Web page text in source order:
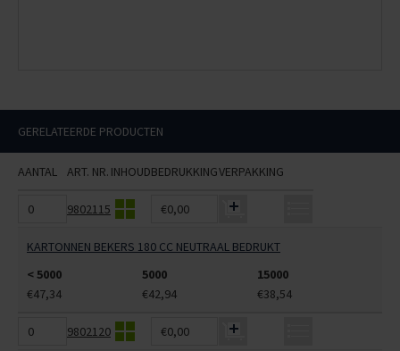
GERELATEERDE PRODUCTEN
AANTAL ART. NR. INHOUDBEDRUKKINGVERPAKKING
9802115 €0,00
KARTONNEN BEKERS 180 CC NEUTRAAL BEDRUKT
< 5000
5000
15000
€47,34
€42,94 €38,54
9802120 €0,00